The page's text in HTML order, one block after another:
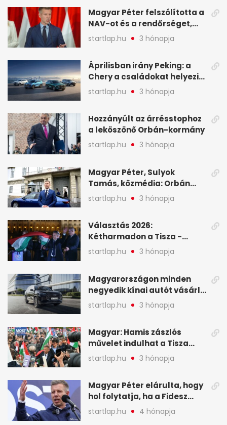
Magyar Péter felszólította a
NAV-ot és a rendőrséget,
tartóztassák le a NER-es
oligarchákat - A hét
startlap.hu 3 hónapja
Áprilisban irány Peking: a
Chery a családokat helyezi
globális mobilitási
programja középpontjába
startlap.hu 3 hónapja
Hozzányúlt az árrésstophoz
a leköszönő Orbán-kormány
startlap.hu 3 hónapja
Magyar Péter, Sulyok
Tamás, közmédia: Orbán
Viktor április 13. óta hallgat,
közben pörögnek az
startlap.hu 3 hónapja
Választás 2026:
Kétharmadon a Tisza -
mutatjuk, hogyan alakulnak
a mandátumok
startlap.hu 3 hónapja
Magyarországon minden
negyedik kínai autót vásárló
a Chery mellett döntött (X)
startlap.hu 3 hónapja
Magyar: Hamis zászlós
művelet indulhat a Tisza
ellen a választás napján - A
hét legfontosabb eseményei
startlap.hu 3 hónapja
Magyar Péter elárulta, hogy
hol folytatja, ha a Fidesz
nyeri a választást - A hét
legfontosabb hírei
startlap.hu 4 hónapja